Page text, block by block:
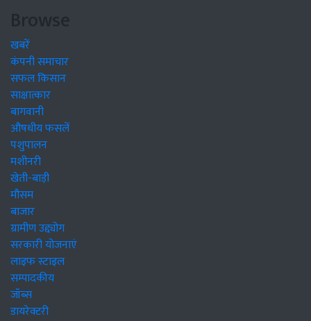
Browse
खबरें
कंपनी समाचार
सफल किसान
साक्षात्कार
बागवानी
औषधीय फसलें
पशुपालन
मशीनरी
खेती-बाड़ी
मौसम
बाजार
ग्रामीण उद्द्योग
सरकारी योजनाएं
लाइफ स्टाइल
सम्पादकीय
जॉब्स
डायरेक्टरी